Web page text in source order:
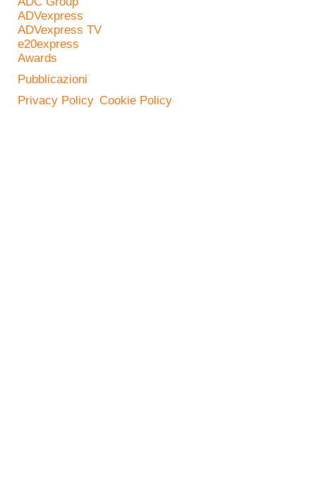
ADVexpress
ADVexpress TV
e20express
Awards
Pubblicazioni
Privacy Policy Cookie Policy